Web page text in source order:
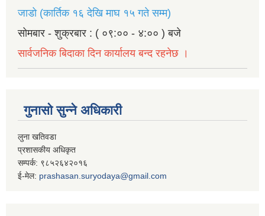
जाडो (कार्तिक १६ देखि माघ १५ गते सम्म)
सोमबार - शुक्रबार : ( ०९:०० - ४:०० ) बजे
सार्वजनिक बिदाका दिन कार्यालय बन्द रहनेछ ।
गुनासो सुन्ने अधिकारी
लुना खतिवडा
प्रशासकीय अधिकृत
सम्पर्क: ९८५२६४२०१६
ई-मेल: prashasan.suryodaya@gmail.com